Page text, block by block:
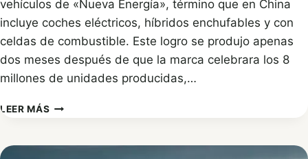
vehículos de «Nueva Energía», término que en China
incluye coches eléctricos, híbridos enchufables y con
celdas de combustible. Este logro se produjo apenas
dos meses después de que la marca celebrara los 8
millones de unidades producidas,…
LEER MÁS BYD
9